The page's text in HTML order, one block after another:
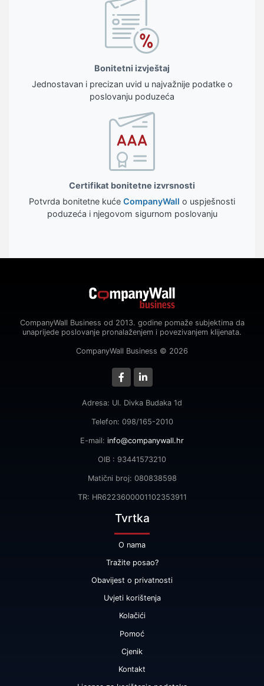
Bonitetni izvještaj
Jednostavan i precizan uvid u najvažnije podatke o
poslovanju poduzeća
Certifikat bonitetne izvrsnosti
Potvrda bonitetne kuće CompanyWall o uspješnosti
poduzeća i njegovom sigurnom poslovanju
CompanyWall Business od 2013. godine pomaže subjektima da
unaprijede poslovanje pronalaženjem i povezivanjem klijenata.
CompanyWall Business © 2026
Adresa: Ul. Divka Budaka 1d
Telefon: 098/165-2010
E-mail: info@companywall.hr
OIB : 93441573210
Matični broj: 080838598
TR: HR6223600001102353911
Tvrtka
O nama
Tražite posao?
Obavijest o privatnosti
Uvjeti korištenja
Kolačići
Pomoć
Cjenik
Kontakt